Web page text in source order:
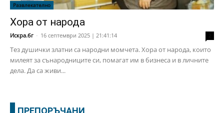
Развлекателно
Хора от народа
Искра.бг - 16 септември 2025 | 21:41:14
Тез душички златни са народни момчета. Хора от народа, които
милеят за сънародниците си, помагат им в бизнеса и в личните
дела. Да са живи...